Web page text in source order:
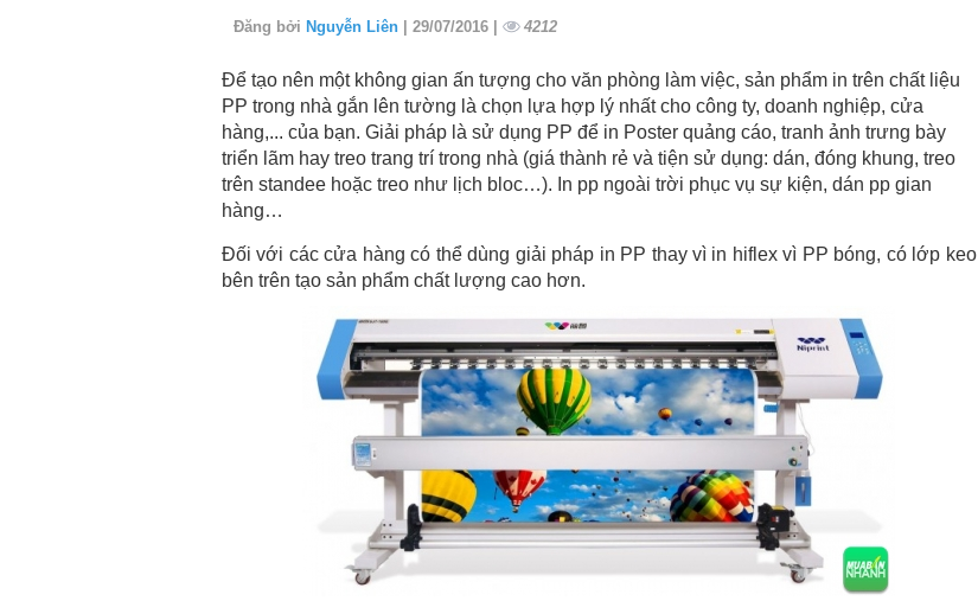
Đăng bởi Nguyễn Liên | 29/07/2016 | 4212
Để tạo nên một không gia­n ấn tượng cho văn phòng làm việc, sản phẩm in trên chất liệu
PP trong nhà gắn lên tường là chọn lựa hợp lý nhất cho công ty, doanh nghiệp, cửa
hàng,... của bạn. Giải pháp là sử dụng PP để in Poster quảng cáo, tranh ảnh trưng bày
triển lãm hay treo trang trí trong nhà (giá thành rẻ và tiện sử dụng: dán, đóng khung, treo
trên standee hoặc treo như lịch bloc…). In pp ngoài trời phục vụ sự kiện, dán pp gian
hàng…
Đối với các cửa hàng có thể dùng giải pháp in PP thay vì in hiflex vì PP bóng, có lớp keo
bên trên tạo sản phẩm chất lượng cao hơn.